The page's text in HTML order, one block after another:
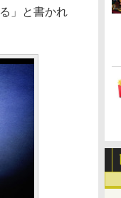
」と書かれ